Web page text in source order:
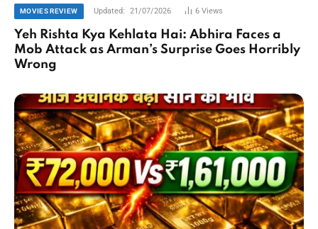
MOVIES REVIEW Updated: 21/07/2026 6 Views
Yeh Rishta Kya Kehlata Hai: Abhira Faces a
Mob Attack as Arman’s Surprise Goes Horribly
Wrong